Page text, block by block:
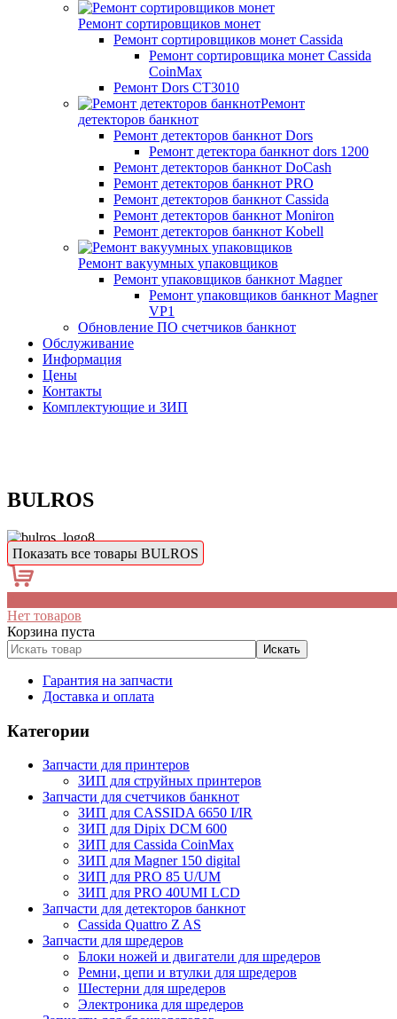
Ремонт сортировщиков монет
Ремонт сортировщиков монет Cassida
Ремонт сортировщика монет Cassida
CoinMax
Ремонт Dors CT3010
Ремонт
детекторов банкнот
Ремонт детекторов банкнот Dors
Ремонт детектора банкнот dors 1200
Ремонт детекторов банкнот DoCash
Ремонт детекторов банкнот PRO
Ремонт детекторов банкнот Cassida
Ремонт детекторов банкнот Moniron
Ремонт детекторов банкнот Kobell
Ремонт вакуумных упаковщиков
Ремонт упаковщиков банкнот Magner
Ремонт упаковщиков банкнот Magner
VP1
Обновление ПО счетчиков банкнот
Обслуживание
Информация
Цены
Контакты
Комплектующие и ЗИП
BULROS
Показать все товары BULROS
Нет товаров
Корзина пуста
Гарантия на запчасти
Доставка и оплата
Категории
Запчасти для принтеров
ЗИП для струйных принтеров
Запчасти для счетчиков банкнот
ЗИП для CASSIDA 6650 I/IR
ЗИП для Dipix DCM 600
ЗИП для Сassida CoinMax
ЗИП для Magner 150 digital
ЗИП для PRO 85 U/UM
ЗИП для PRO 40UMI LCD
Запчасти для детекторов банкнот
Cassida Quattro Z AS
Запчасти для шредеров
Блоки ножей и двигатели для шредеров
Ремни, цепи и втулки для шредеров
Шестерни для шредеров
Электроника для шредеров